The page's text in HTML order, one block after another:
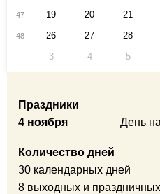
47 19 20 21
48 26 27 28
3
4 5
Праздники
4 ноября
День
Количество дней
30 календарных дней
8 выходных и праздничных